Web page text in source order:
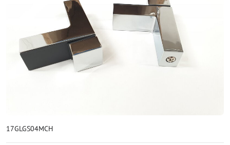
17GLGS04MCH